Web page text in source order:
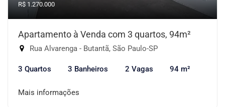
R$ 1.270.000
Apartamento à Venda com 3 quartos, 94m²
Rua Alvarenga - Butantã, São Paulo-SP
3 Quartos 3 Banheiros 2 Vagas 94 m²
Mais informações